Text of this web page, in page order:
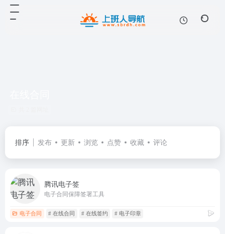
排序 发布 更新 浏览 点赞 收藏 评论
腾讯电子签
电子合同保障签署工具
电子合同 # 在线合同 # 在线签约 # 电子印章